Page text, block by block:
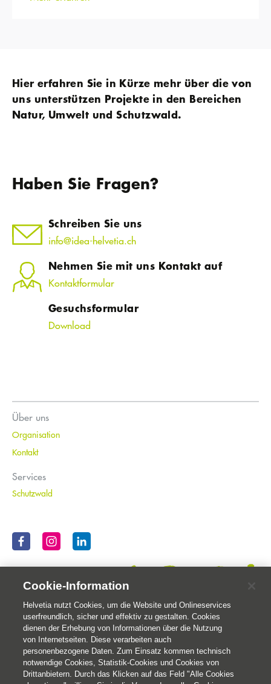
Hier erfahren Sie in Kürze mehr über die von
uns unterstützen Projekte in den Bereichen
Natur, Umwelt und Schutzwald.
Haben Sie Fragen?
Schreiben Sie uns
info@idea-helvetia.ch
Nehmen Sie mit uns Kontakt auf
Kontaktformular
Gesuchsformular
Download
Über uns
Organisation
Kontakt
Services
Schutzwald
Cookie-Information
Helvetia nutzt Cookies, um die Website und Onlineservices
userfreundlich, sicher und effektiv zu gestalten. Cookies
dienen der Erhebung von Informationen über die Nutzung
von Internetseiten. Diese verarbeiten auch
personenbezogene Daten. Zum Einsatz kommen technisch
notwendige Cookies, Statistik-Cookies und Cookies von
Drittanbietern. Durch das Klicken auf das Feld "Alle Cookies